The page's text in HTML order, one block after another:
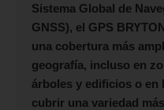
Sistema Global de
GNSS), el GPS
una cobertura más
geografía, incluso en
árboles y edificios o en
cubrir una variedad